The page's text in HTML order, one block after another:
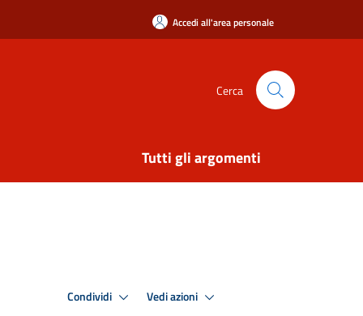
Accedi all'area personale
Cerca
Tutti gli argomenti
Condividi Vedi azioni